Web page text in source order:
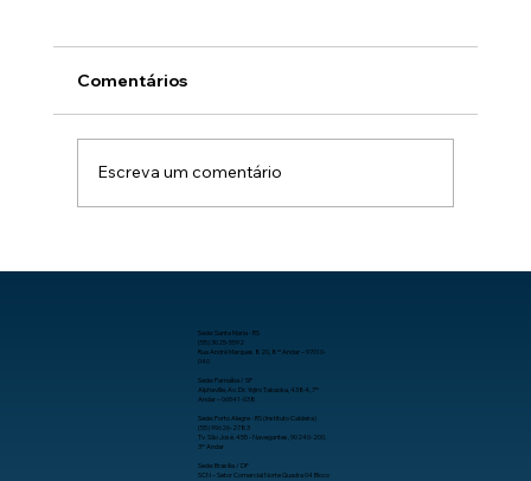
Comentários
Escreva um comentário
Sede: Santa Maria - RS
(55) 3025-5592
Rua André Marques 820, 8º Andar – 97010-
040
Sede: Parnaíba / SP
Alphaville, Av. Dr. Yojiro Takaoka, 4384, 7º
Andar – 06541-038
Sede: Porto Alegre - RS (Instituto Caldeira)
(55) 99626-2783
Tv. São José, 455 - Navegantes, 90240-200,
3º Andar
Sede: Brasília / DF
SCN – Setor Comercial Norte Quadra 04 Bloco